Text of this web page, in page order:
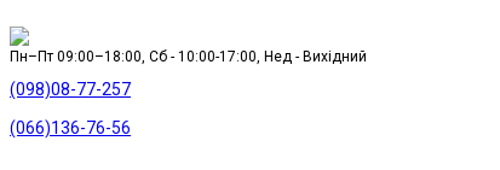
Пн–Пт 09:00–18:00, Сб - 10:00-17:00, Нед - Вихідний
(098)08-77-257
(066)136-76-56